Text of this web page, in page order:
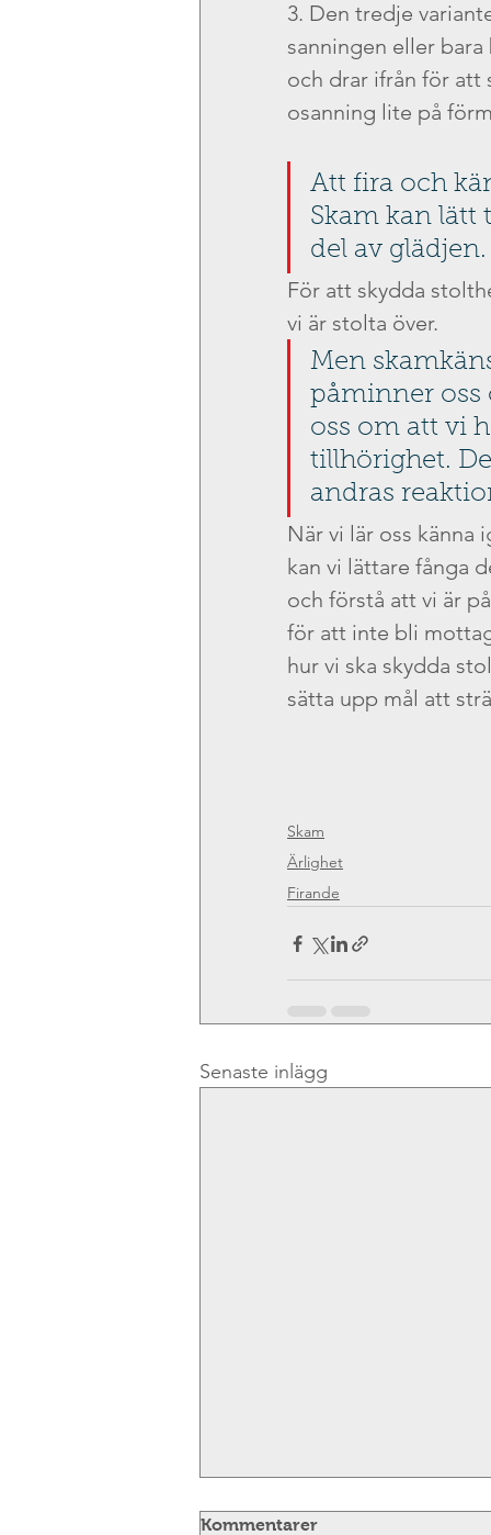
3. Den tredje
sanningen eller
och drar ifrån för att
osanning lite på
Att fira och
Skam kan lätt
del av glädjen.
För att skydda
vi är stolta över.
Men
påminner oss
oss om att vi
tillhörighet.
andras
När vi lär oss känna
kan vi lättare fånga
och förstå att vi är
för att inte bli
hur vi ska skydda
sätta upp mål att
Skam
Ärlighet
Firande
Senaste inlägg
Kommentarer